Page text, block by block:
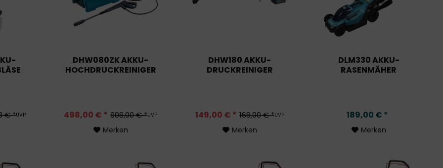
€ *UVP
DHW080ZK AKKU-
HOCHDRUCKREINIGER
808,00 € *UVP
498,00 € *
Merken
DHW180 AKKU-
DRUCKREINIGER
168,00 € *UVP
149,00 € *
Merken
DLM330 AKKU-
RASENMÄHER
189,00 € *
Merken